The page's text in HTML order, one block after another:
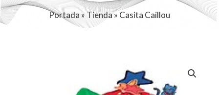
Portada»Tienda» Casita Caillou